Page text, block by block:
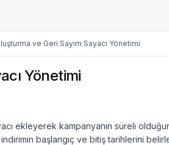
ve Geri Sayım Sayacı Yönetimi
Yönetimi
ekleyerek kampanyanın süreli
başlangıç ve bitiş tarihlerini